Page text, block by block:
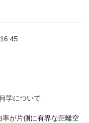
学について
が片側に有界な距離空